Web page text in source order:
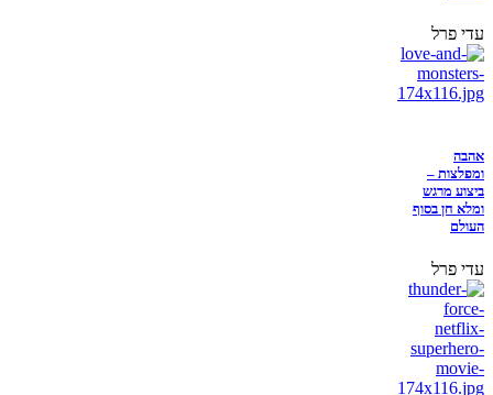
עדי פרל
אהבה
ומפלצות –
ביצוע מרגש
ומלא חן בסוף
העולם
עדי פרל